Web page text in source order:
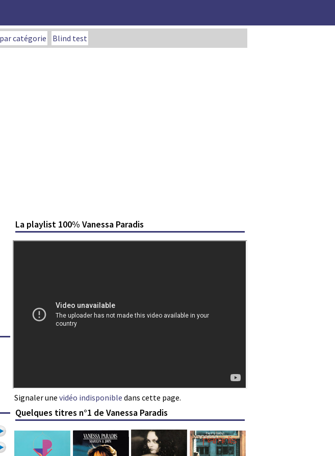
catégorie Blind test
La playlist 100% Vanessa Paradis
Signaler une vidéo indisponible dans cette page.
Quelques titres n°1 de Vanessa Paradis